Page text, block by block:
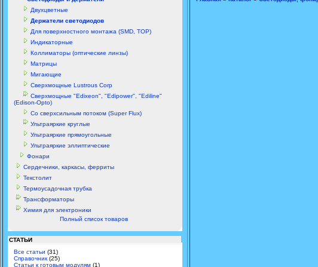
Двухцветные
Держатели светодиодов
Для поверхностного монтажа (SMD, TOP)
Индикаторные
Коллиматоры (оптические линзы)
Матрицы
Мигающие
Сверхмощные Lustrous Corp
Сверхмощные "Edixeon", "Edipower", "Ediline"
(Edison-Opto)
Со сверхсильным потоком (Super Flux)
Ультраяркие круглые
Ультраяркие прямоугольные
Ультраяркие эллиптические
Фонари
Сердечники, каркасы, ферриты
Текстолит
Термоусадочная трубка
Трансформаторы
Химия для электроники
Полный список товаров
СТАТЬИ
Все статьи (31)
Справочник (25)
Статьи к готовым модулям (1)